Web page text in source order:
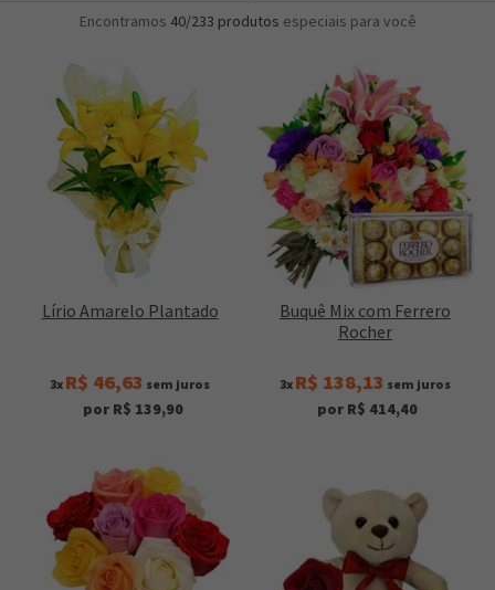
Encontramos 40/233 produtos especiais para você
Lírio Amarelo Plantado
3x R$ 46,63 sem juros
por R$ 139,90
Buquê Mix com Ferrero
Rocher
3x R$ 138,13 sem juros
por R$ 414,40